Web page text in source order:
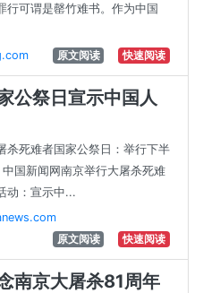
行可谓是罄竹难书。作为中国
原文阅读 快速阅读
公祭日宣示中国人
杀死难者国家公祭日：举行下半
国新闻网南京举行大屠杀死难
动：宣示中...
原文阅读
快速阅读
南京大屠杀81周年